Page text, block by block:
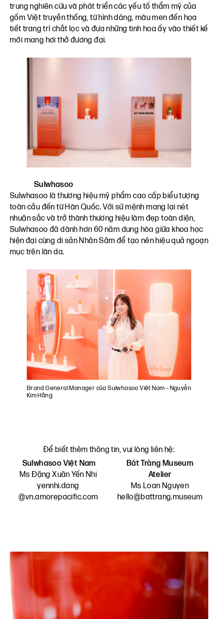
trung nghiên cứu và phát triển các yếu tố thẩm mỹ của
gốm Việt truyền thống, từ hình dáng, màu men đến họa
tiết trang trí chắt lọc và đưa những tinh hoa ấy vào thiết kế
mới mang hơi thở đương đại.
Sulwhasoo
Sulwhasoo là thương hiệu mỹ phẩm cao cấp biểu tượng
toàn cầu đến từ Hàn Quốc. Với sứ mệnh mang lại nét
nhuận sắc và trở thành thương hiệu làm đẹp toàn diện,
Sulwhasoo đã dành hơn 60 năm dung hòa giữa khoa học
hiện đại cùng di sản Nhân Sâm để tạo nên hiệu quả ngoạn
mục trên làn da.
Brand General Manager của Sulwhasoo Việt Nam – Nguyễn
Kim Hằng
Để biết thêm thông tin, vui lòng liên hệ:
Sulwhasoo Việt Nam
Ms Đặng Xuân Yến Nhi
yennhi.dang
@vn.amorepacific.com
Bát Tràng Museum
Atelier
Ms Loan Nguyen
hello@battrang.museum